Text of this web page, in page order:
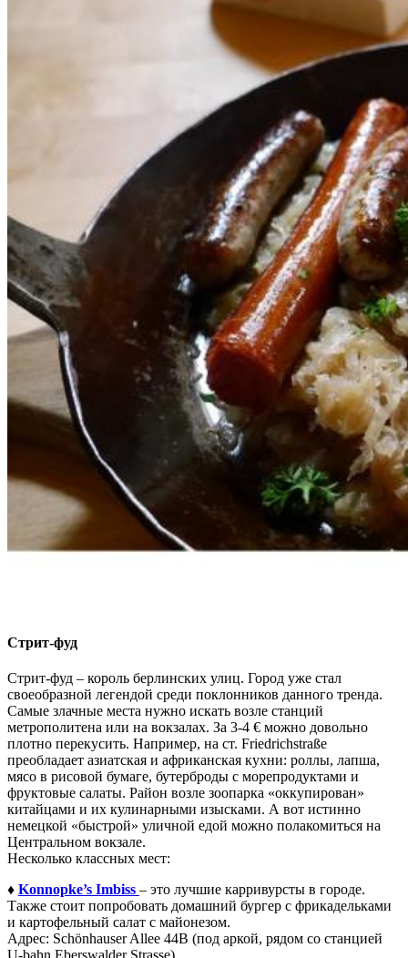
Стрит-фуд
Стрит-фуд – король берлинских улиц. Город уже стал
своеобразной легендой среди поклонников данного тренда.
Самые злачные места нужно искать возле станций
метрополитена или на вокзалах. За 3-4 € можно довольно
плотно перекусить. Например, на ст. Friedrichstraße
преобладает азиатская и африканская кухни: роллы, лапша,
мясо в рисовой бумаге, бутерброды с морепродуктами и
фруктовые салаты. Район возле зоопарка «оккупирован»
китайцами и их кулинарными изысками. А вот истинно
немецкой «быстрой» уличной едой можно полакомиться на
Центральном вокзале.
Несколько классных мест:
♦ Konnopke’s Imbiss – это лучшие карривурсты в городе.
Также стоит попробовать домашний бургер с фрикадельками
и картофельный салат с майонезом.
Адрес: Schönhauser Allee 44B (под аркой, рядом со станцией